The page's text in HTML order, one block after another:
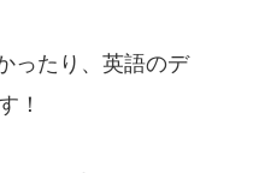
ったり、英語のデ
！